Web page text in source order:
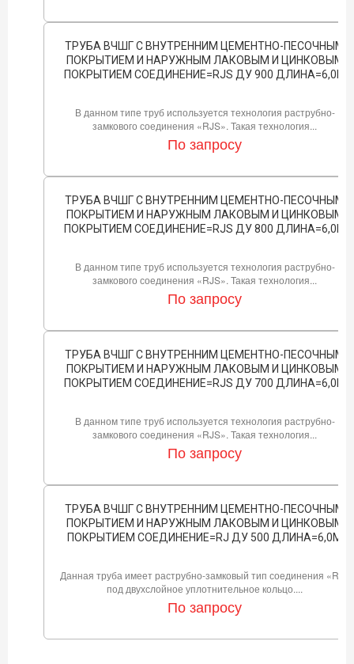
ТРУБА ВЧШГ С ВНУТРЕННИМ ЦЕМЕНТНО-ПЕСОЧНЫМ
ПОКРЫТИЕМ И НАРУЖНЫМ ЛАКОВЫМ И ЦИНКОВЫМ
ПОКРЫТИЕМ СОЕДИНЕНИЕ=RJS ДУ 900 ДЛИНА=6,0М
В данном типе труб используется технология раструбно-
замкового соединения «RJS». Такая технология...
По запросу
ТРУБА ВЧШГ С ВНУТРЕННИМ ЦЕМЕНТНО-ПЕСОЧНЫМ
ПОКРЫТИЕМ И НАРУЖНЫМ ЛАКОВЫМ И ЦИНКОВЫМ
ПОКРЫТИЕМ СОЕДИНЕНИЕ=RJS ДУ 800 ДЛИНА=6,0М
В данном типе труб используется технология раструбно-
замкового соединения «RJS». Такая технология...
По запросу
ТРУБА ВЧШГ С ВНУТРЕННИМ ЦЕМЕНТНО-ПЕСОЧНЫМ
ПОКРЫТИЕМ И НАРУЖНЫМ ЛАКОВЫМ И ЦИНКОВЫМ
ПОКРЫТИЕМ СОЕДИНЕНИЕ=RJS ДУ 700 ДЛИНА=6,0М
В данном типе труб используется технология раструбно-
замкового соединения «RJS». Такая технология...
По запросу
ТРУБА ВЧШГ С ВНУТРЕННИМ ЦЕМЕНТНО-ПЕСОЧНЫМ
ПОКРЫТИЕМ И НАРУЖНЫМ ЛАКОВЫМ И ЦИНКОВЫМ
ПОКРЫТИЕМ СОЕДИНЕНИЕ=RJ ДУ 500 ДЛИНА=6,0М
Данная труба имеет раструбно-замковый тип соединения «RJ»
под двухслойное уплотнительное кольцо....
По запросу